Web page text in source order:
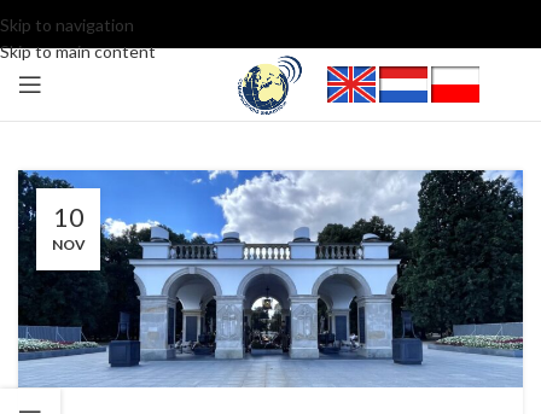
Skip to navigation
Skip to main content
10
NOV